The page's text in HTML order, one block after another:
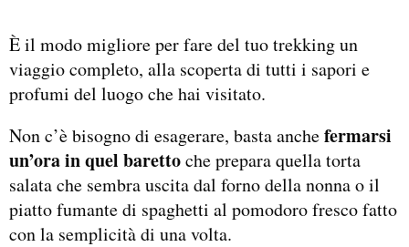
È il modo migliore per fare del tuo trekking un
viaggio completo, alla scoperta di tutti i sapori e
profumi del luogo che hai visitato.
Non c’è bisogno di esagerare, basta anchefermarsi
un’ora in quel barettoche prepara quella torta
salata che sembra uscita dal forno della nonna o il
piatto fumante di spaghetti al pomodoro fresco fatto
con la semplicità di una volta.